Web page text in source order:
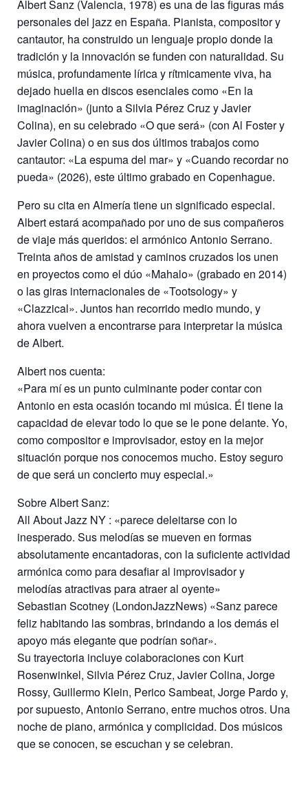
Albert Sanz (Valencia, 1978) es una de las figuras más
personales del jazz en España. Pianista, compositor y
cantautor, ha construido un lenguaje propio donde la
tradición y la innovación se funden con naturalidad. Su
música, profundamente lírica y rítmicamente viva, ha
dejado huella en discos esenciales como «En la
imaginación» (junto a Silvia Pérez Cruz y Javier
Colina), en su celebrado «O que será» (con Al Foster y
Javier Colina) o en sus dos últimos trabajos como
cantautor: «La espuma del mar» y «Cuando recordar no
pueda» (2026), este último grabado en Copenhague.
Pero su cita en Almería tiene un significado especial.
Albert estará acompañado por uno de sus compañeros
de viaje más queridos: el armónico Antonio Serrano.
Treinta años de amistad y caminos cruzados los unen
en proyectos como el dúo «Mahalo» (grabado en 2014)
o las giras internacionales de «Tootsology» y
«Clazzical». Juntos han recorrido medio mundo, y
ahora vuelven a encontrarse para interpretar la música
de Albert.
Albert nos cuenta:
«Para mí es un punto culminante poder contar con
Antonio en esta ocasión tocando mi música. Él tiene la
capacidad de elevar todo lo que se le pone delante. Yo,
como compositor e improvisador, estoy en la mejor
situación porque nos conocemos mucho. Estoy seguro
de que será un concierto muy especial.»
Sobre Albert Sanz:
All About Jazz NY : «parece deleitarse con lo
inesperado. Sus melodías se mueven en formas
absolutamente encantadoras, con la suficiente actividad
armónica como para desafiar al improvisador y
melodías atractivas para atraer al oyente»
Sebastian Scotney (LondonJazzNews) «Sanz parece
feliz habitando las sombras, brindando a los demás el
apoyo más elegante que podrían soñar».
Su trayectoria incluye colaboraciones con Kurt
Rosenwinkel, Silvia Pérez Cruz, Javier Colina, Jorge
Rossy, Guillermo Klein, Perico Sambeat, Jorge Pardo y,
por supuesto, Antonio Serrano, entre muchos otros. Una
noche de piano, armónica y complicidad. Dos músicos
que se conocen, se escuchan y se celebran.